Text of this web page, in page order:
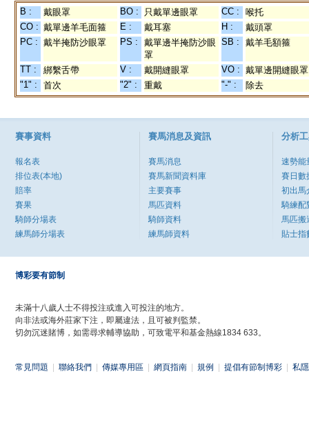
B : 戴眼罩 BO : 只戴單邊眼罩 CC :
喉托
CO : 戴單邊羊毛面箍 E : 戴耳塞 H :
戴頭罩
PC : 戴半掩防沙眼罩 PS :
戴單邊半掩防沙眼
罩
SB : 戴羊毛額箍
TT : 綁繫舌帶 V : 戴開縫眼罩 VO : 戴單邊開縫眼罩
"1" :
首次 "2" : 重戴 "-" : 除去
賽事資料
報名表
排位表(本地)
賠率
賽果
騎師分場表
練馬師分場表
賽馬消息及資訊
賽馬消息
賽馬新聞資料庫
主要賽事
馬匹資料
騎師資料
練馬師資料
分析
速勢能
賽日數
初出馬
騎練配
馬匹搬
貼士指
博彩要有節制
未滿十八歲人士不得投注或進入可投注的地方。
向非法或海外莊家下注，即屬違法，且可被判監禁。
切勿沉迷賭博，如需尋求輔導協助，可致電平和基金熱線1834 633。
常見問題 聯絡我們 傳媒專用區 網頁指南 規例 提倡有節制博彩 私